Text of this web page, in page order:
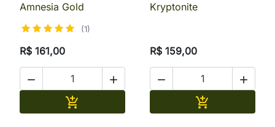
Amnesia Gold
(1)
R$ 161,00
 

Kryptonite
R$ 159,00
 
